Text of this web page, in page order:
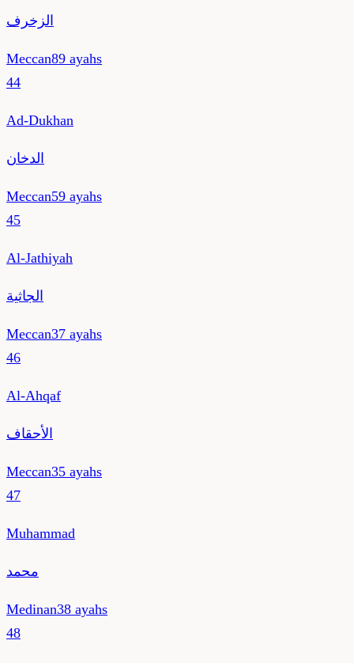
الزخرف
Meccan89 ayahs
44
Ad-Dukhan
الدخان
Meccan59 ayahs
45
Al-Jathiyah
الجاثية
Meccan37 ayahs
46
Al-Ahqaf
الأحقاف
Meccan35 ayahs
47
Muhammad
محمد
Medinan38 ayahs
48